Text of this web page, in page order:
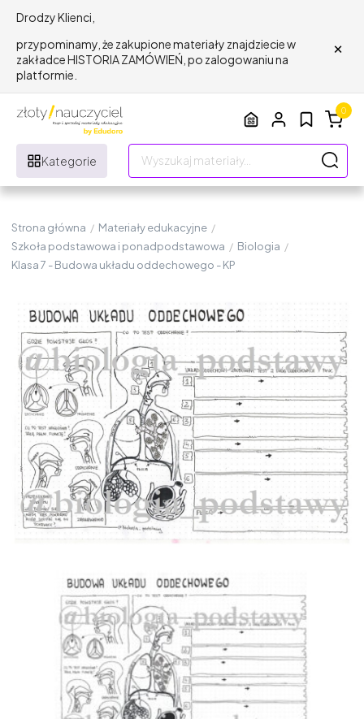
Drodzy Klienci,
przypominamy, że zakupione materiały znajdziecie w
zakładce HISTORIA ZAMÓWIEŃ, po zalogowaniu na
platformie.
×
Kategorie
0
Strona główna / Materiały edukacyjne /
Szkoła podstawowa i ponadpodstawowa / Biologia /
Klasa 7 - Budowa układu oddechowego - KP